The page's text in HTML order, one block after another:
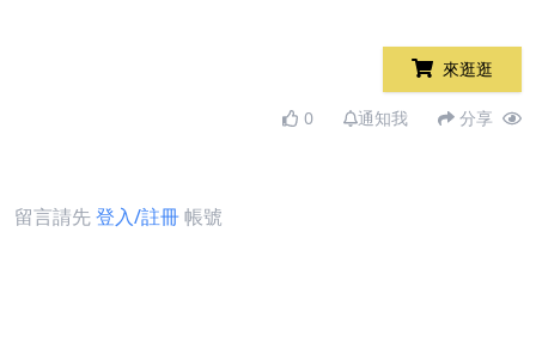
來逛逛
0 通知我 分享
留言請先登入/註冊帳號